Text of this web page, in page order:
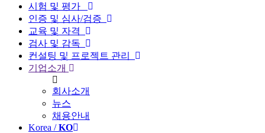
시험 및 평가
인증 및 심사/검증
교육 및 자격
검사 및 감독
컨설팅 및 프로젝트 관리
기업소개
회사소개
뉴스
채용안내
Korea /KO